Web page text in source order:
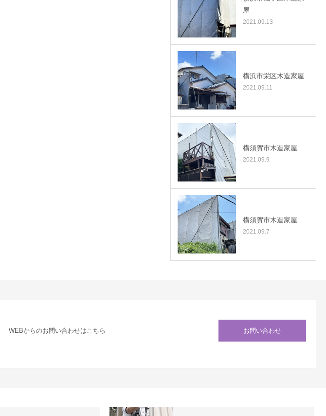
屋
2021.09.13
横浜市栄区木造家屋
2021.09.11
横須賀市木造家屋
2021.09.9
横須賀市木造家屋
2021.09.7
WEBからのお問い合わせはこちら お問い合わせ